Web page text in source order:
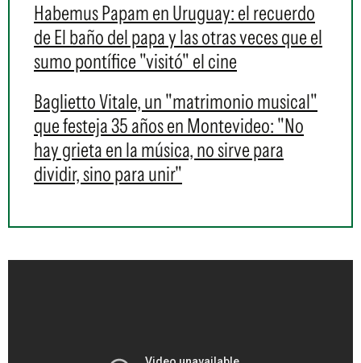
Habemus Papam en Uruguay: el recuerdo
de El baño del papa y las otras veces que el
sumo pontífice "visitó" el cine
Baglietto Vitale, un "matrimonio musical"
que festeja 35 años en Montevideo: "No
hay grieta en la música, no sirve para
dividir, sino para unir"